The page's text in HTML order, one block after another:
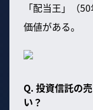
「配当王」（
価値がある。
Q. 投資信託の
い？